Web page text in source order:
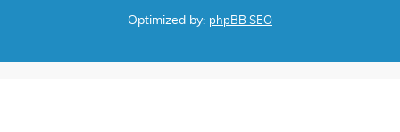
Optimized by: phpBB SEO